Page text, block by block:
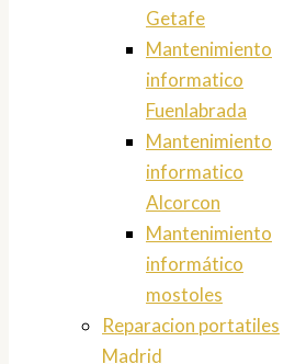
Getafe
Mantenimiento
informatico
Fuenlabrada
Mantenimiento
informatico
Alcorcon
Mantenimiento
informático
mostoles
Reparacion portatiles
Madrid